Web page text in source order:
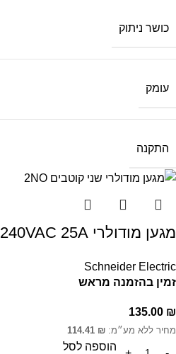
כושר ניתוק
עומק
התקנה
מגען מודולרי 2P 2NO 240VAC 25A
Schneider Electric
זמין בהזמנה מראש
135.00 ₪
מחיר ללא מע״מ: 114.41 ₪
הוספה לסל